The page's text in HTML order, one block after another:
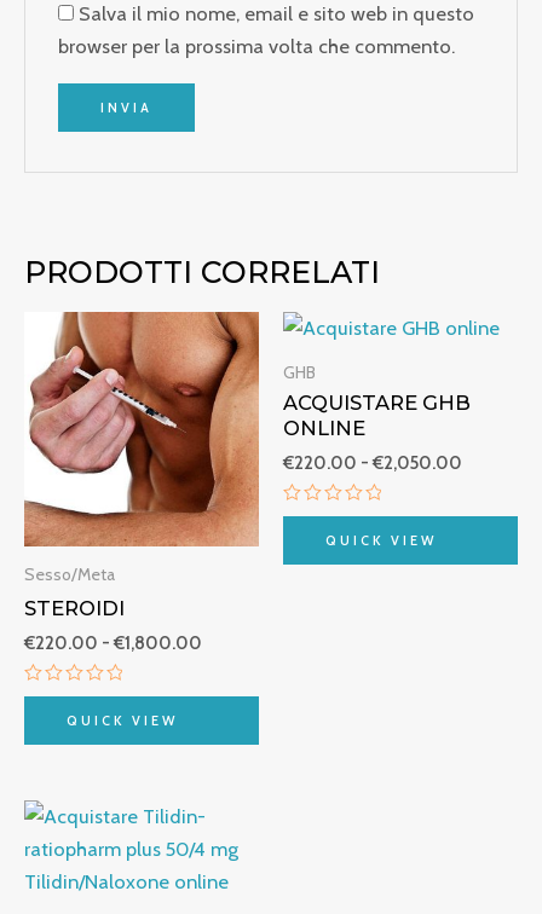
Salva il mio nome, email e sito web in questo
browser per la prossima volta che commento.
PRODOTTI CORRELATI
Sesso/Meta
STEROIDI
€220.00 - €1,800.00
Fascia
di
prezzo:
da
€220.00
a
€1,800.00
Valutato
5
QUICK VIEW
GHB
ACQUISTARE GHB
ONLINE
€220.00 - €2,050.00
Fascia
da
€220.00
Valutato
5
QUICK VIEW
Fascia
prezzo:
da